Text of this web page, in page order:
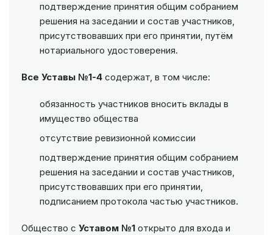
подтверждение принятия общим собранием
решения на заседании и состав участников,
присутствовавших при его принятии, путём
нотариального удостоверения.
Все Уставы №1-4 содержат, в том числе:
обязанность участников вносить вклады в
имущество общества
отсутствие ревизионной комиссии
подтверждение принятия общим собранием
решения на заседании и состав участников,
присутствовавших при его принятии,
подписанием протокола частью участников.
Общество с Уставом №1 открыто для входа и